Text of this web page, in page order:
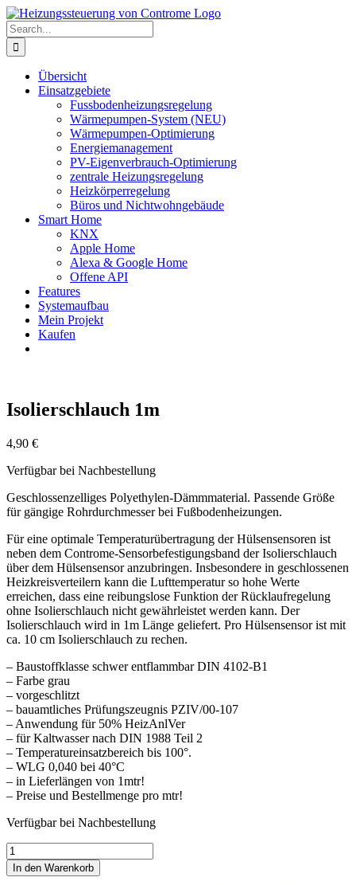
Skip
to
content
Search
for:
Übersicht
Einsatzgebiete
Fussbodenheizungsregelung
Wärmepumpen-System (NEU)
Wärmepumpen-Optimierung
Energiemanagement
PV-Eigenverbrauch-Optimierung
zentrale Heizungsregelung
Heizkörperregelung
Büros und Nichtwohngebäude
Smart Home
KNX
Apple Home
Alexa & Google Home
Offene API
Features
Systemaufbau
Mein Projekt
Kaufen
Isolierschlauch 1m
4,90 €
Verfügbar bei Nachbestellung
Geschlossenzelliges Polyethylen-Dämmmaterial. Passende Größe
für gängige Rohrdurchmesser bei Fußbodenheizungen.
Für eine optimale Temperaturübertragung der Hülsensensoren ist
neben dem Controme-Sensorbefestigungsband der Isolierschlauch
über dem Hülsensensor anzubringen. Insbesondere in geschlossenen
Heizkreisverteilern kann die Lufttemperatur so hohe Werte
erreichen, dass eine reibungslose Funktion der Rücklaufregelung
ohne Isolierschlauch nicht gewährleistet werden kann. Der
Isolierschlauch wird in 1m Länge geliefert. Pro Hülsensensor ist mit
ca. 10 cm Isolierschlauch zu rechen.
– Baustoffklasse schwer entflammbar DIN 4102-B1
– Farbe grau
– vorgeschlitzt
– bauamtliches Prüfungszeugnis PZIV/00-107
– Anwendung für 50% HeizAnlVer
– für Kaltwasser nach DIN 1988 Teil 2
– Temperatureinsatzbereich bis 100°.
– WLG 0,040 bei 40°C
– in Lieferlängen von 1mtr!
– Preise und Bestellmenge pro mtr!
Verfügbar bei Nachbestellung
Isolierschlauch
1m
Menge
In den Warenkorb